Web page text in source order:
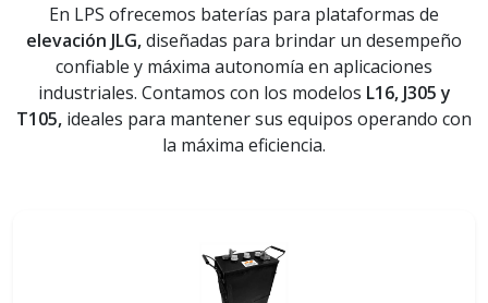
En LPS ofrecemos baterías para plataformas de
elevación JLG,diseñadas para brindar un desempeño
confiable y máxima autonomía en aplicaciones
industriales. Contamos con los modelos L16, J305 y
T105, ideales para mantener sus equipos operando con
la máxima eficiencia.